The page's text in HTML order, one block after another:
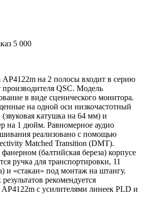
5 000
AP4122m на 2 полосы входит в серию
производителя QSC. Модель
в виде сценического монитора.
на одной оси низкочастотный
катушка на 64 мм) и
на 1 дюйм. Равномерное аудио
реализовано с помощью
Matched Transition (DMT).
(балтийская береза) корпусе
ручка для транспортировки, 11
и «стакан» под монтаж на штангу.
рекомендуется
с усилителями линеек PLD и